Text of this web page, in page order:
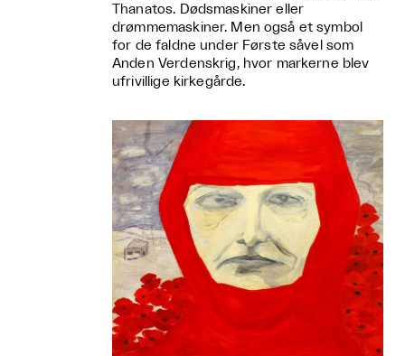
Thanatos. Dødsmaskiner eller
drømmemaskiner. Men også et symbol
for de faldne under Første såvel som
Anden Verdenskrig, hvor markerne blev
ufrivillige kirkegårde.